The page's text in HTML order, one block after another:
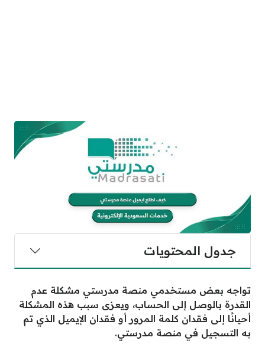
جدول المحتويات
تواجه بعض مستخدمي منصة مدرستي مشكلة عدم
القدرة بالوصل إلى الحساب، ويعزى سبب هذه المشكلة
أحيانًا إلى فقدان كلمة المرور أو فقدان الإيميل الذي تم
به التسجيل في منصة مدرستي.